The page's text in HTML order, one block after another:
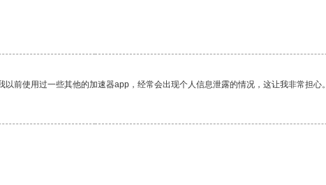
前使用过一些其他的加速器app，经常会出现个人信息泄露的情况，这让我非常担心。